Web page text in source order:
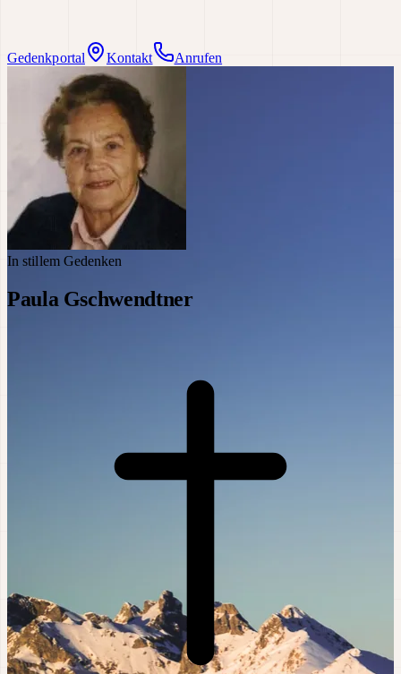
Gedenkportal Kontakt Anrufen
In stillem Gedenken
Paula Gschwendtner